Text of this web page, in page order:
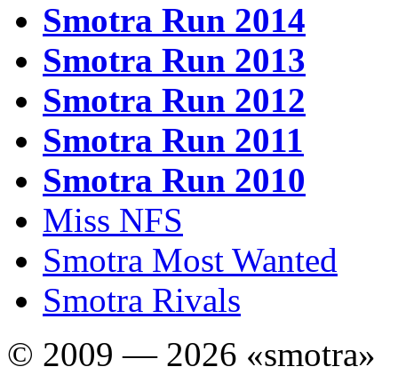
Smotra Run 2014
Smotra Run 2013
Smotra Run 2012
Smotra Run 2011
Smotra Run 2010
Miss NFS
Smotra Most Wanted
Smotra Rivals
© 2009 — 2026 «smotra»